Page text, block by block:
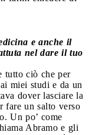
e anche il
nel dare il tuo
tutto ciò che per
miei studi e da un
dover lasciare la
fare un salto verso
Un po’ come
Abramo e gli